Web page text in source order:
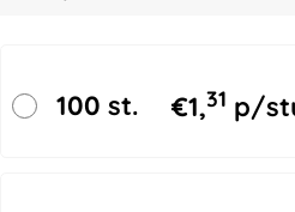
100 st. €1,31 p/